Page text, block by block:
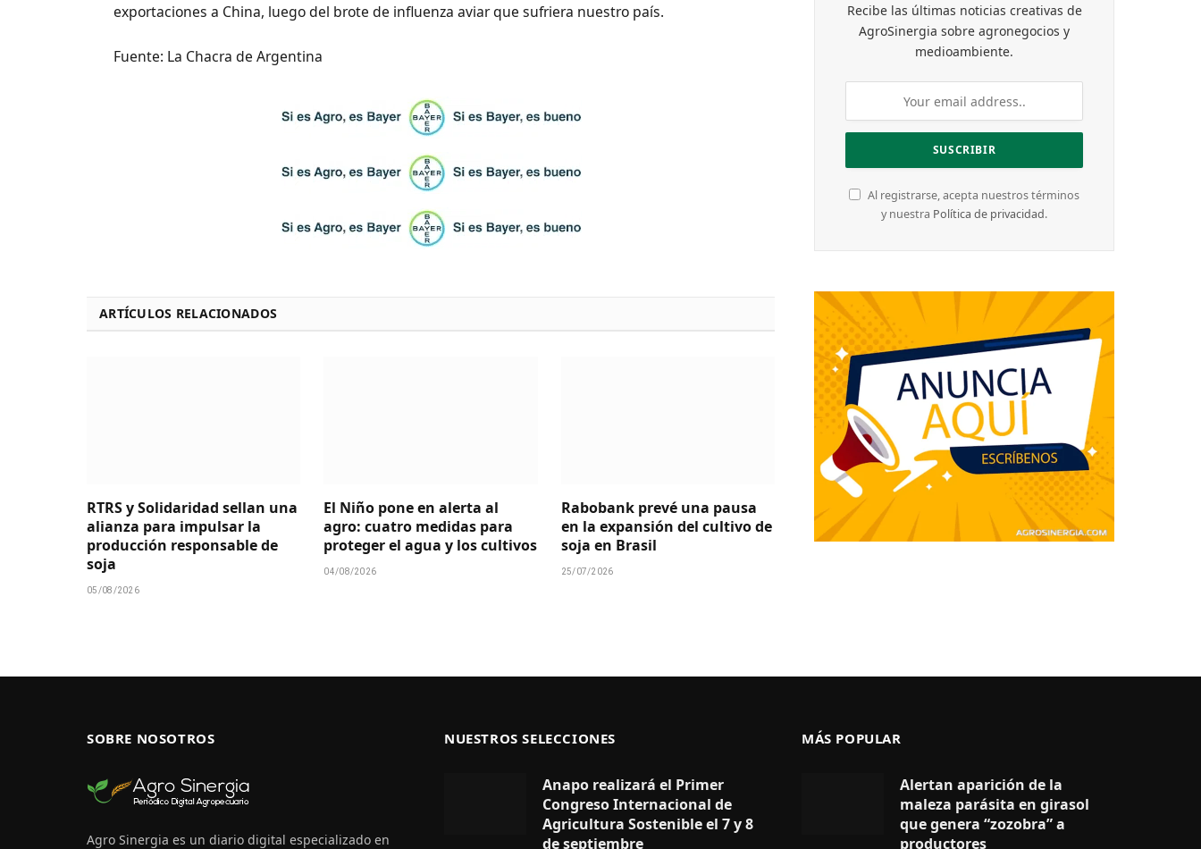
exportaciones a China, luego del brote de influenza aviar que sufriera nuestro país.
Fuente: La Chacra de Argentina
ARTÍCULOS RELACIONADOS
RTRS y Solidaridad sellan una
alianza para impulsar la
producción responsable de
soja
05/08/2026
El Niño pone en alerta al
agro: cuatro medidas para
proteger el agua y los cultivos
04/08/2026
Rabobank prevé una pausa
en la expansión del cultivo de
soja en Brasil
25/07/2026
Recibe las últimas noticias creativas de
AgroSinergia sobre agronegocios y
medioambiente.
Al registrarse, acepta nuestros términos
y nuestra Política de privacidad.
SOBRE NOSOTROS
Agro Sinergia es un diario digital especializado en
NUESTROS SELECCIONES
Anapo realizará el Primer
Congreso Internacional de
Agricultura Sostenible el 7 y 8
de septiembre
MÁS POPULAR
Alertan aparición de la
maleza parásita en girasol
que genera “zozobra” a
productores